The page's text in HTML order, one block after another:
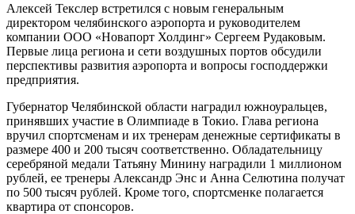
Алексей Текслер встретился с новым генеральным
директором челябинского аэропорта и руководителем
компании ООО «Новапорт Холдинг» Сергеем Рудаковым.
Первые лица региона и сети воздушных портов обсудили
перспективы развития аэропорта и вопросы господдержки
предприятия.
Губернатор Челябинской области наградил южноуральцев,
принявших участие в Олимпиаде в Токио. Глава региона
вручил спортсменам и их тренерам денежные сертификаты в
размере 400 и 200 тысяч соответственно. Обладательницу
серебряной медали Татьяну Минину наградили 1 миллионом
рублей, ее тренеры Александр Энс и Анна Селютина получат
по 500 тысяч рублей. Кроме того, спортсменке полагается
квартира от спонсоров.